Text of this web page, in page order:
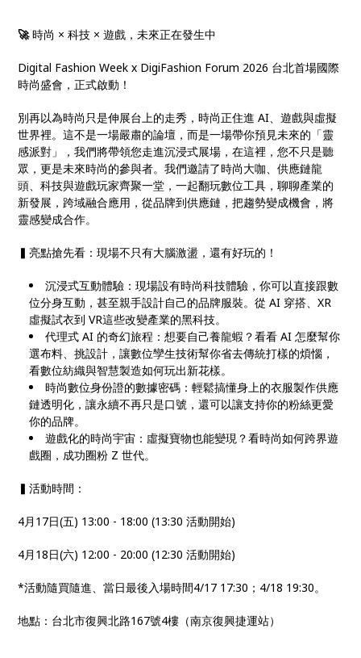
🚀時尚 × 科技 × 遊戲，未來正在發生中
Digital Fashion Week x DigiFashion Forum 2026 台北首場國際
時尚盛會，正式啟動！
別再以為時尚只是伸展台上的走秀，時尚正住進 AI、遊戲與虛擬
世界裡。這不是一場嚴肅的論壇，而是一場帶你預見未來的「靈
感派對」，我們將帶領您走進沉浸式展場，在這裡，您不只是聽
眾，更是未來時尚的參與者。我們邀請了時尚大咖、供應鏈龍
頭、科技與遊戲玩家齊聚一堂，一起翻玩數位工具，聊聊產業的
新發展，跨域融合應用，從品牌到供應鏈，把趨勢變成機會，將
靈感變成合作。
▍亮點搶先看：現場不只有大腦激盪，還有好玩的！
沉浸式互動體驗：現場設有時尚科技體驗，你可以直接跟數
位分身互動，甚至親手設計自己的品牌服裝。從 AI 穿搭、XR
虛擬試衣到 VR這些改變產業的黑科技。
代理式 AI 的奇幻旅程：想要自己養龍蝦？看看 AI 怎麼幫你
選布料、挑設計，讓數位孿生技術幫你省去傳統打樣的煩惱，
看數位紡織與智慧製造如何玩出新花樣。
時尚數位身份證的數據密碼：輕鬆搞懂身上的衣服製作供應
鏈透明化，讓永續不再只是口號，還可以讓支持你的粉絲更愛
你的品牌。
遊戲化的時尚宇宙：虛擬寶物也能變現？看時尚如何跨界遊
戲圈，成功圈粉 Z 世代。
▍活動時間：
4月17日(五) 13:00 - 18:00 (13:30 活動開始)
4月18日(六) 12:00 - 20:00 (12:30 活動開始)
*活動隨買隨進、當日最後入場時間4/17 17:30；4/18 19:30。
地點：台北市復興北路167號4樓（南京復興捷運站）